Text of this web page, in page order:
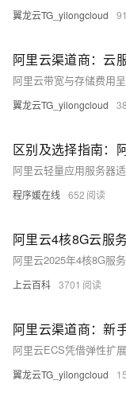
翼龙云TG_yilongcloud
阿里云渠道商：云
翼龙云TG_yilongcloud
程序媛在线 652
上云百科 3701
阿里云渠道商：新
翼龙云TG_yilongcloud